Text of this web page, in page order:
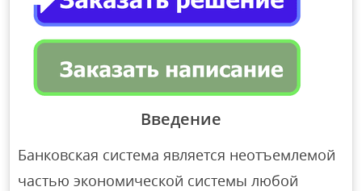
Введение
Банковская система является неотъемлемой
частью экономической системы любой